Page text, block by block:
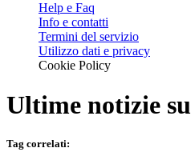
Help e Faq
Info e contatti
Termini del servizio
Utilizzo dati e privacy
Cookie Policy
Ultime notizie su
Tag correlati: